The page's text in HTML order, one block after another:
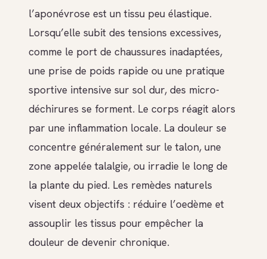
l’aponévrose est un tissu peu élastique.
Lorsqu’elle subit des tensions excessives,
comme le port de chaussures inadaptées,
une prise de poids rapide ou une pratique
sportive intensive sur sol dur, des micro-
déchirures se forment. Le corps réagit alors
par une inflammation locale. La douleur se
concentre généralement sur le talon, une
zone appelée talalgie, ou irradie le long de
la plante du pied. Les remèdes naturels
visent deux objectifs : réduire l’oedème et
assouplir les tissus pour empêcher la
douleur de devenir chronique.